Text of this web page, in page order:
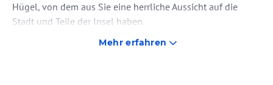
Hügel, von dem aus Sie eine herrliche Aussicht auf die
Stadt und Teile der Insel haben.
Mehr erfahren